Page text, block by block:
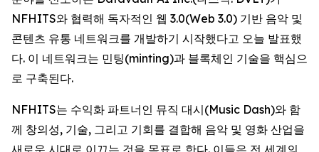
NFHITS와 협력해 독자적인 웹 3.0(Web 3.0) 기반 음악 및
콘텐츠 유통 네트워크를 개발하기 시작했다고 오늘 발표했
다. 이 네트워크는 민팅(minting)과 블록체인 기술을 핵심으
로 구축된다.
NFHITS는 수익화 파트너인 뮤직 대시(Music Dash)와 함
께 창의성, 기술, 그리고 기회를 결합해 음악 및 영화 산업을
새로운 시대로 이끄는 것을 목표로 한다. 이들은 전 세계의